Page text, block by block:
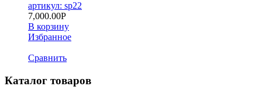
артикул: sp22
7,000.00Р
В корзину
Избранное
Сравнить
Каталог товаров